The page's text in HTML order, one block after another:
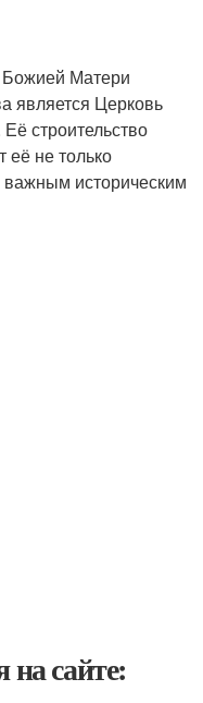
Божией Матери
является Церковь
строительство
её не только
историческим
на сайте: